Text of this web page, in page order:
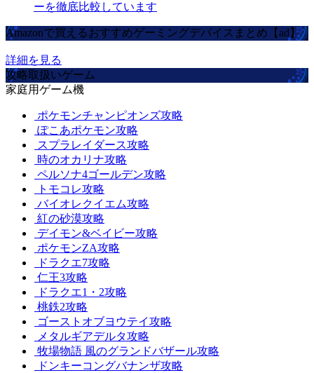
ーを徹底比較しています
Amazonで買えるおすすめゲーミングデバイスまとめ【ad】
詳細を見る
攻略取扱いゲーム
家庭用ゲーム機
ポケモンチャンピオンズ攻略
ぽこあポケモン攻略
スプラレイダース攻略
時のオカリナ攻略
ペルソナ4ゴールデン攻略
トモコレ攻略
バイオレクイエム攻略
紅の砂漠攻略
デイモン&ベイビー攻略
ポケモンZA攻略
ドラクエ7攻略
仁王3攻略
ドラクエ1・2攻略
桃鉄2攻略
ゴーストオブヨウテイ攻略
メタルギアデルタ攻略
牧場物語 風のグランドバザール攻略
ドンキーコングバナンザ攻略